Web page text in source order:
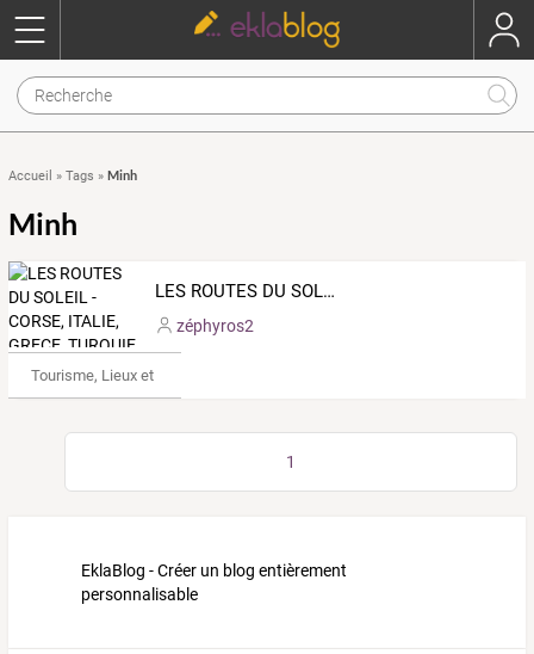
Accueil » Tags » Minh
Minh
LES ROUTES DU SOLEIL - CORSE, ITALIE, GRECE, TURQUIE - Carnet de voyage à bord d'un voilier en Méditerranée
zéphyros2
Tourisme, Lieux et Événements
1
EklaBlog - Créer un blog entièrement
personnalisable